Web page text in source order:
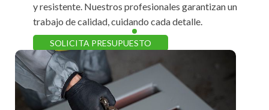
y resistente. Nuestros profesionales garantizan un
trabajo de calidad, cuidando cada detalle.
SOLICITA PRESUPUESTO